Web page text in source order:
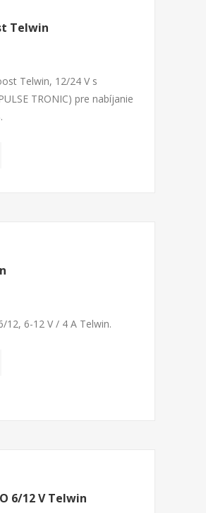
Telwin
Telwin, 12/24 V s
TRONIC) pre nabíjanie
12, 6-12 V / 4 A Telwin.
6/12 V Telwin